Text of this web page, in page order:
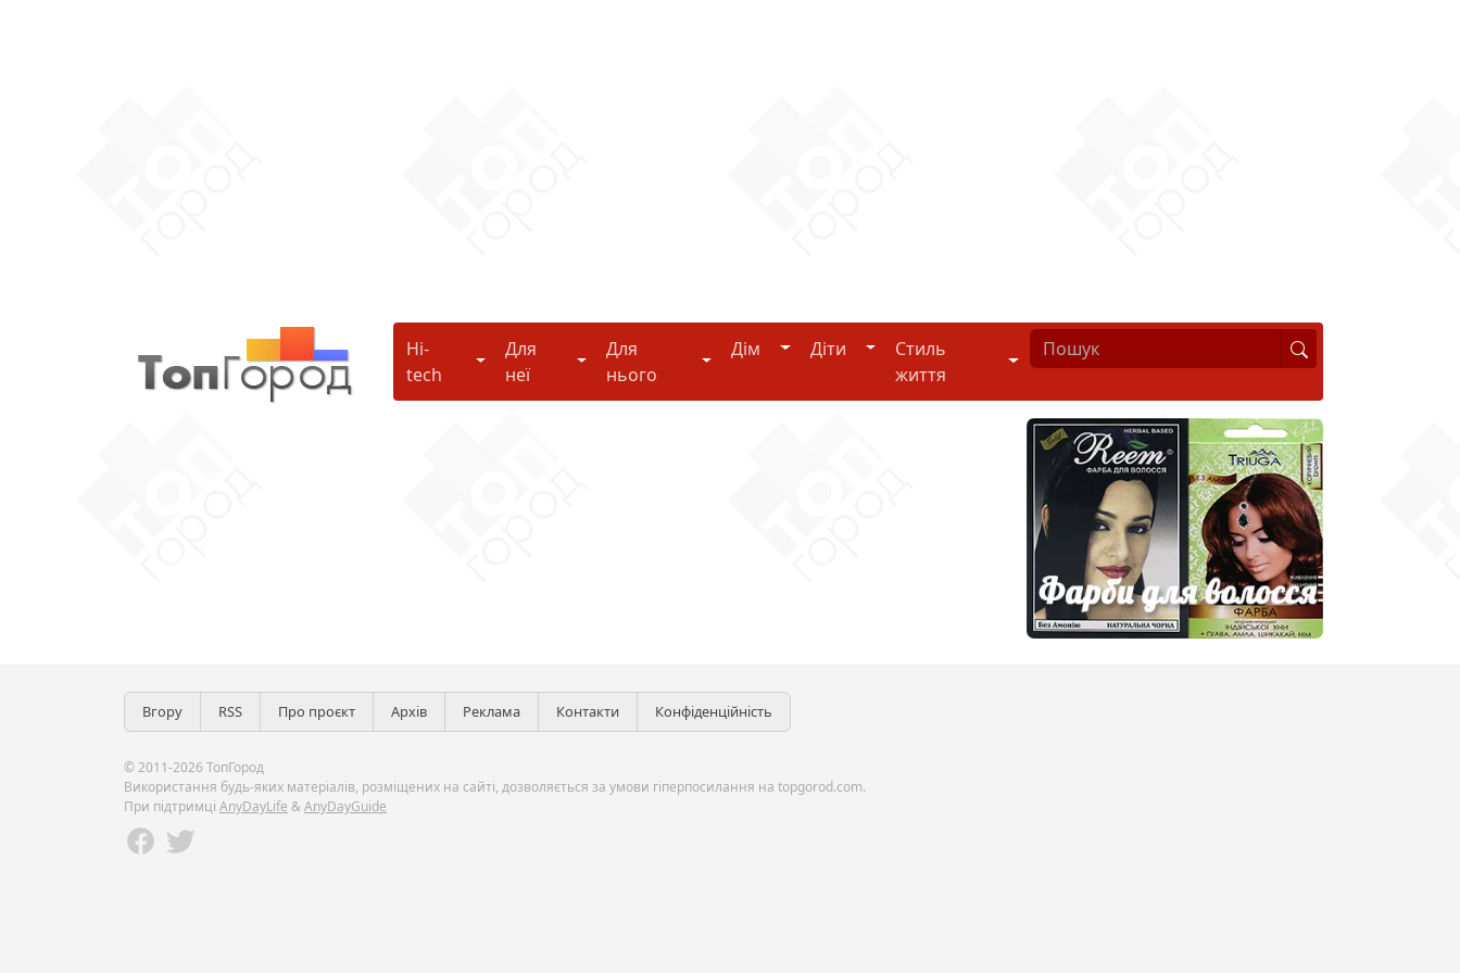
Hi-
tech
Hi-tech
Для
неї
Для неї
Для
нього
Для нього
Дім Дім Діти ДітиСтиль
життя
Стиль життя
Вгору RSS Про проєкт Архів Реклама Контакти Конфіденційність
© 2011-2026 ТопГород
Використання будь-яких матеріалів, розміщених на сайті, дозволяється за умови гіперпосилання на topgorod.com.
При підтримці AnyDayLife &AnyDayGuide